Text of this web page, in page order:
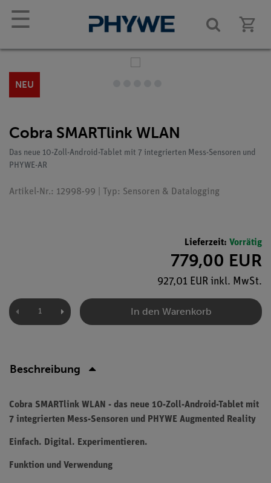
☰
NEU
Cobra SMARTlink WLAN
Das neue 10-Zoll-Android-Tablet mit 7 integrierten Mess-Sensoren und
PHYWE-AR
Artikel-Nr.: 12998-99 | Typ: Sensoren & Datalogging
Lieferzeit: Vorrätig
779,00 EUR
927,01 EUR inkl. MwSt.
In den Warenkorb
Beschreibung
Cobra SMARTlink WLAN - das neue 10-Zoll-Android-Tablet mit
7 integrierten Mess-Sensoren und PHYWE Augmented Reality
Einfach. Digital. Experimentieren.
Funktion und Verwendung